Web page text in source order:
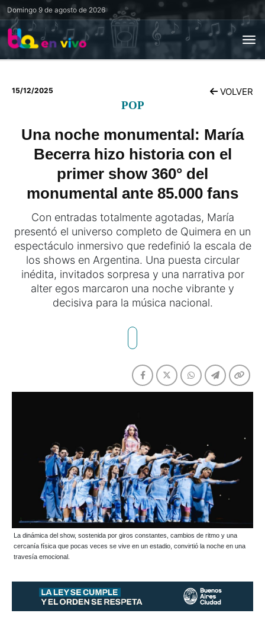
Domingo 9 de agosto de 2026
15/12/2025 VOLVER
POP
Una noche monumental: María
Becerra hizo historia con el
primer show 360° del
monumental ante 85.000 fans
Con entradas totalmente agotadas, María
presentó el universo completo de Quimera en un
espectáculo inmersivo que redefinió la escala de
los shows en Argentina. Una puesta circular
inédita, invitados sorpresa y una narrativa por
alter egos marcaron una noche vibrante y
decisiva para la música nacional.
La dinámica del show, sostenida por giros constantes, cambios de ritmo y una
cercanía física que pocas veces se vive en un estadio, convirtió la noche en una
travesía emocional.